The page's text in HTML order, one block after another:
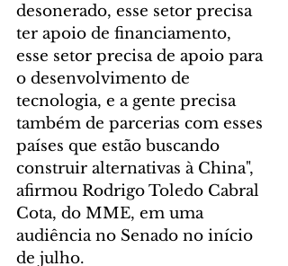
desonerado, esse setor precisa
ter apoio de financiamento,
esse setor precisa de apoio para
o desenvolvimento de
tecnologia, e a gente precisa
também de parcerias com esses
países que estão buscando
construir alternativas à China",
afirmou Rodrigo Toledo Cabral
Cota, do MME, em uma
audiência no Senado no início
de julho.